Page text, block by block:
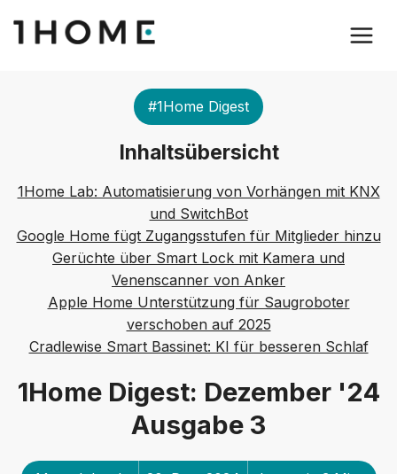
#1Home Digest
Inhaltsübersicht
1Home Lab: Automatisierung von Vorhängen mit KNX
und SwitchBot
Google Home fügt Zugangsstufen für Mitglieder hinzu
Gerüchte über Smart Lock mit Kamera und
Venenscanner von Anker
Apple Home Unterstützung für Saugroboter
verschoben auf 2025
Cradlewise Smart Bassinet: KI für besseren Schlaf
1Home Digest: Dezember '24
Ausgabe 3